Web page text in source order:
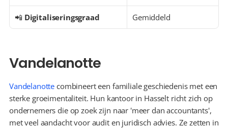
📲 Digitaliseringsgraad Gemiddeld
Vandelanotte
Vandelanotte combineert een familiale geschiedenis met een
sterke groeimentaliteit. Hun kantoor in Hasselt richt zich op
ondernemers die op zoek zijn naar 'meer dan accountants',
met veel aandacht voor audit en juridisch advies. Ze zetten in